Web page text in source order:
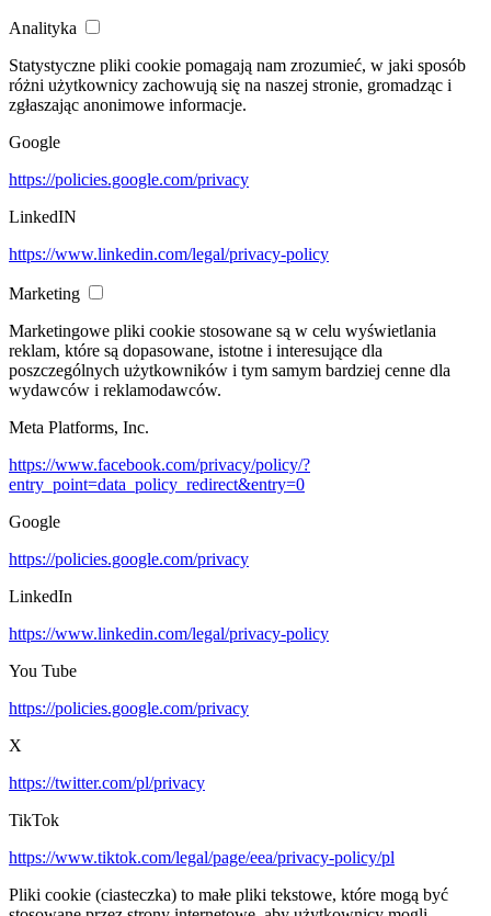
Analityka
Statystyczne pliki cookie pomagają nam zrozumieć, w jaki sposób
różni użytkownicy zachowują się na naszej stronie, gromadząc i
zgłaszając anonimowe informacje.
Google
https://policies.google.com/privacy
LinkedIN
https://www.linkedin.com/legal/privacy-policy
Marketing
Marketingowe pliki cookie stosowane są w celu wyświetlania
reklam, które są dopasowane, istotne i interesujące dla
poszczególnych użytkowników i tym samym bardziej cenne dla
wydawców i reklamodawców.
Meta Platforms, Inc.
https://www.facebook.com/privacy/policy/?
entry_point=data_policy_redirect&entry=0
Google
https://policies.google.com/privacy
LinkedIn
https://www.linkedin.com/legal/privacy-policy
You Tube
https://policies.google.com/privacy
X
https://twitter.com/pl/privacy
TikTok
https://www.tiktok.com/legal/page/eea/privacy-policy/pl
Pliki cookie (ciasteczka) to małe pliki tekstowe, które mogą być